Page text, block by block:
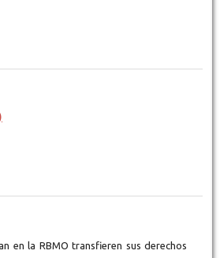
en la RBMO transfieren sus derechos